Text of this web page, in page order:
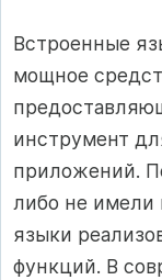
Встроенные
мощное
инструмент
приложений.
либо не имели
языки
функций. В